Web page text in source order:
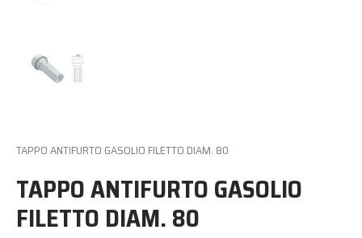
TAPPO ANTIFURTO GASOLIO FILETTO DIAM. 80
TAPPO ANTIFURTO GASOLIO
FILETTO DIAM. 80